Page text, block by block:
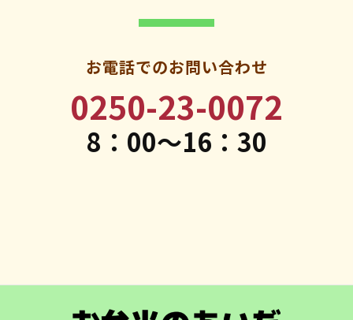
お電話でのお問い合わせ
0250-23-0072
8：00～16：30